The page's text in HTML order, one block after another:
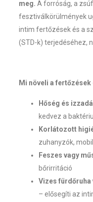
meg. A forróság, a
fesztiválkörülmények
intim fertőzések és a
(STD-k) terjedéséhez,
Mi növeli a
Hőség és
kedvez a
Korlátozott
zuhanyzók,
Feszes vagy
bőrirritáció
Vizes fürdőruha
– elősegíti az